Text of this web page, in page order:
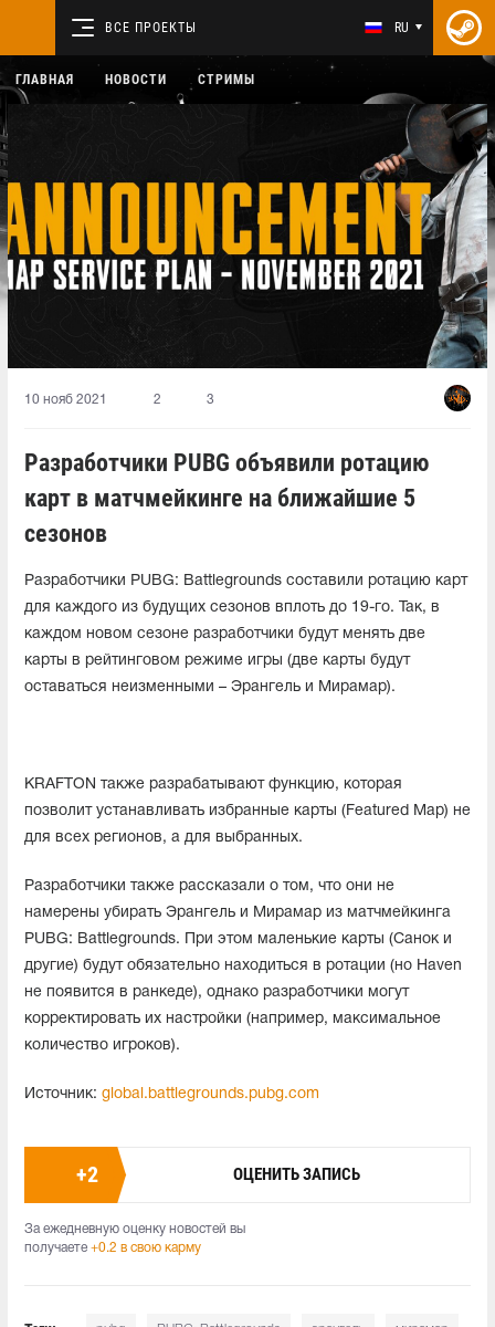
ВСЕ ПРОЕКТЫ RU
ГЛАВНАЯ НОВОСТИ СТРИМЫ
10 нояб 2021 2 3
Разработчики PUBG объявили ротацию
карт в матчмейкинге на ближайшие 5
сезонов
Разработчики PUBG: Battlegrounds составили ротацию карт
для каждого из будущих сезонов вплоть до 19-го. Так, в
каждом новом сезоне разработчики будут менять две
карты в рейтинговом режиме игры (две карты будут
оставаться неизменными – Эрангель и Мирамар).
KRAFTON также разрабатывают функцию, которая
позволит устанавливать избранные карты (Featured Map) не
для всех регионов, а для выбранных.
Разработчики также рассказали о том, что они не
намерены убирать Эрангель и Мирамар из матчмейкинга
PUBG: Battlegrounds. При этом маленькие карты (Санок и
другие) будут обязательно находиться в ротации (но Haven
не появится в ранкеде), однако разработчики могут
корректировать их настройки (например, максимальное
количество игроков).
Источник: global.battlegrounds.pubg.com
+2 ОЦЕНИТЬ ЗАПИСЬ
За ежедневную оценку новостей вы
получаете +0.2 в свою карму